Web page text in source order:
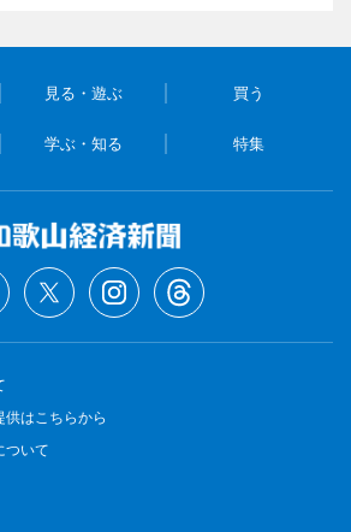
見る・遊ぶ 買う
学ぶ・知る 特集
供はこちらから
ついて